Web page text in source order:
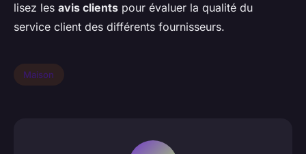
lisez les avis clients pour évaluer la qualité du
service client des différents fournisseurs.
Maison